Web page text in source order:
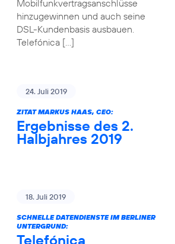
Mobilfunkvertragsanschlüsse
hinzugewinnen und auch seine
DSL-Kundenbasis ausbauen.
Telefónica […]
24. Juli 2019
ZITAT MARKUS HAAS, CEO:
Ergebnisse des 2.
Halbjahres 2019
18. Juli 2019
SCHNELLE DATENDIENSTE IM BERLINER
UNTERGRUND:
Telefónica